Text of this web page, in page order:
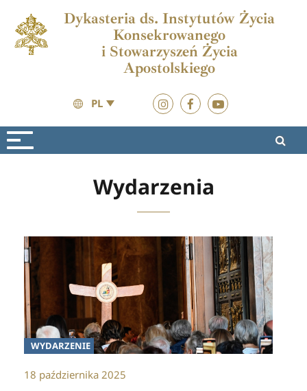
Dykasteria ds. Instytutów Życia
Konsekrowanego
i Stowarzyszeń Życia
Apostolskiego
PL
Wydarzenia
WYDARZENIE
18 października 2025